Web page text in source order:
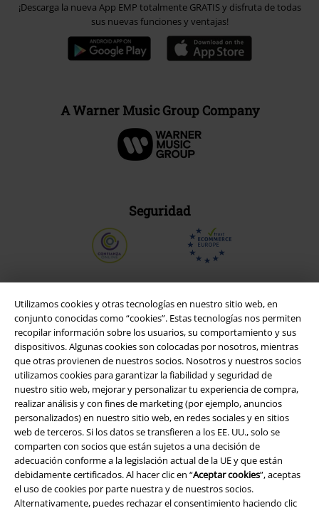
Utilizamos cookies y otras tecnologías en nuestro sitio web, en
conjunto conocidas como “cookies”. Estas tecnologías nos permiten
recopilar información sobre los usuarios, su comportamiento y sus
dispositivos. Algunas cookies son colocadas por nosotros, mientras
que otras provienen de nuestros socios. Nosotros y nuestros socios
utilizamos cookies para garantizar la fiabilidad y seguridad de
nuestro sitio web, mejorar y personalizar tu experiencia de compra,
realizar análisis y con fines de marketing (por ejemplo, anuncios
personalizados) en nuestro sitio web, en redes sociales y en sitios
web de terceros. Si los datos se transfieren a los EE. UU., solo se
comparten con socios que están sujetos a una decisión de
adecuación conforme a la legislación actual de la UE y que están
debidamente certificados. Al hacer clic en “Aceptar cookies”, aceptas
el uso de cookies por parte nuestra y de nuestros socios.
Alternativamente, puedes rechazar el consentimiento haciendo clic
¡Descarga la nueva App EMP totalmente GRATIS y disfruta de todas
sus nuevas funciones y ventajas!
A Warner Music Group Company
Seguridad
Legal
Términos y Condiciones
Aviso Legal